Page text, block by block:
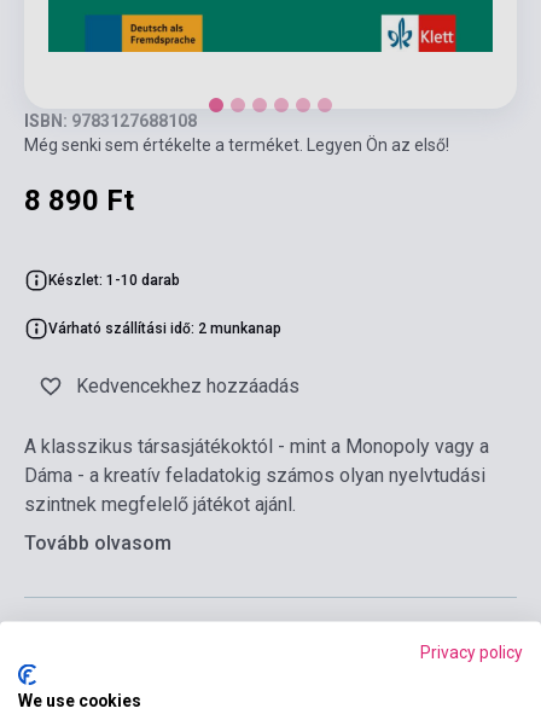
ISBN: 9783127688108
Még senki sem értékelte a terméket. Legyen Ön az első!
8 890 Ft
Készlet: 1-10 darab
Várható szállítási idő: 2 munkanap
Kedvencekhez hozzáadás
A klasszikus társasjátékoktól - mint a Monopoly vagy a
Dáma - a kreatív feladatokig számos olyan nyelvtudási
szintnek megfelelő játékot ajánl.
Tovább olvasom
Privacy policy
We use cookies